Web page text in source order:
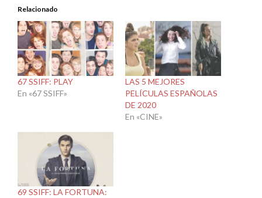
Relacionado
67 SSIFF: PLAY
En «67 SSIFF»
LAS 5 MEJORES
PELÍCULAS ESPAÑOLAS
DE 2020
En «CINE»
69 SSIFF: LA FORTUNA: